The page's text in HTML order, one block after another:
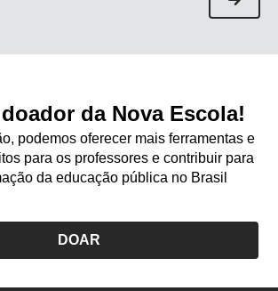
da Nova Escola!
podemos oferecer mais ferramentas e
para os professores e contribuir para
da educação pública no Brasil
DOAR